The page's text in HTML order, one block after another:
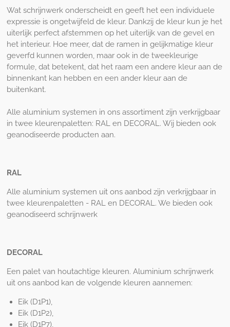
Wat schrijnwerk onderscheidt en geeft het een individuele
expressie is ongetwijfeld de kleur. Dankzij de kleur kun je het
uiterlijk perfect afstemmen op het uiterlijk van de gevel en
het interieur. Hoe meer, dat de ramen in gelijkmatige kleur
geverfd kunnen worden, maar ook in de tweekleurige
formule, dat betekent, dat het raam een andere kleur aan de
binnenkant kan hebben en een ander kleur aan de
buitenkant.
Alle aluminium systemen in ons assortiment zijn verkrijgbaar
in twee kleurenpaletten: RAL en DECORAL. Wij bieden ook
geanodiseerde producten aan.
RAL
Alle aluminium systemen uit ons aanbod zijn verkrijgbaar in
twee kleurenpaletten - RAL en DECORAL. We bieden ook
geanodiseerd schrijnwerk
DECORAL
Een palet van houtachtige kleuren. Aluminium schrijnwerk
uit ons aanbod kan de volgende kleuren aannemen:
Eik (D1P1),
Eik (D1P2),
Eik (D1P7),